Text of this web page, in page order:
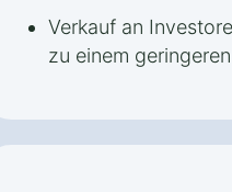
Verkauf an
zu einem